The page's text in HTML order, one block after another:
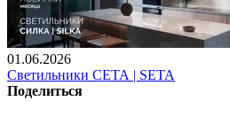
01.06.2026
Светильники СЕТА | SETA
Поделиться